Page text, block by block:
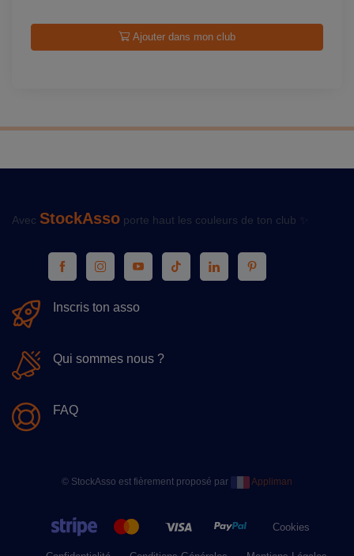
Ajouter dans mon club
Avec StockAsso porte haut les couleurs de ton club ✨
Inscris ton asso
Qui sommes nous ?
FAQ
© StockAsso est fièrement proposé par Appliman
Cookies